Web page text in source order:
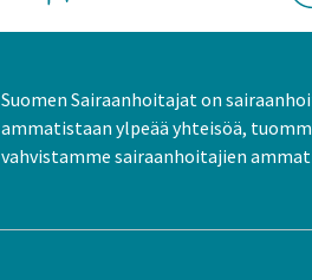
Suomen Sairaanhoitajat on
ammatistaan ylpeää yhteisöä,
vahvistamme sairaanhoitajien